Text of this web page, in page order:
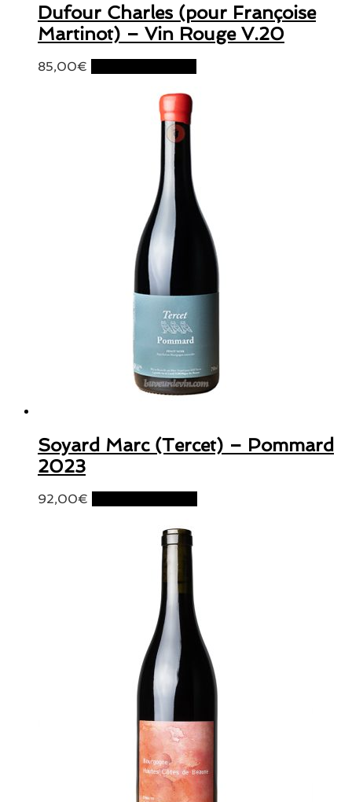
Dufour Charles (pour Françoise
Martinot) – Vin Rouge V.20
85,00€
Soyard Marc (Tercet) – Pommard
2023
92,00€